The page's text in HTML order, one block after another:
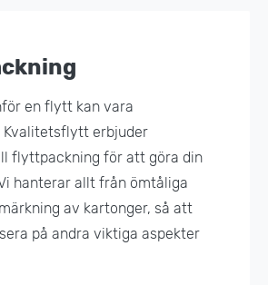
en flytt kan vara
Kvalitetsflytt erbjuder
flyttpackning för att göra din
hanterar allt från ömtåliga
av kartonger, så att
på andra viktiga aspekter